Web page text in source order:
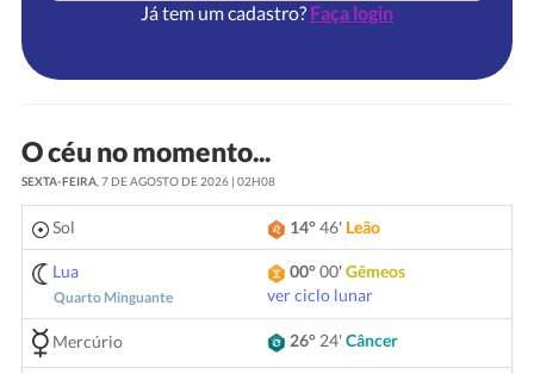
Já tem um cadastro? Faça login
O céu no momento...
SEXTA-FEIRA, 7 DE AGOSTO DE 2026 | 02H08
Sol 14°46' Leão
Lua
Quarto Minguante
00°00'Gêmeos
ver ciclo lunar
Mercúrio 26°24'Câncer